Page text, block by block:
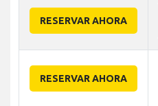
RESERVAR AHORA
RESERVAR AHORA